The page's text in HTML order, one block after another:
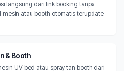
langsung dari link booking tanpa
mesin atau booth otomatis terupdate
& Booth
UV bed atau spray tan booth dari